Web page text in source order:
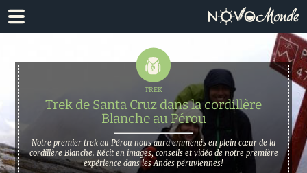
Passer
navigation
principale
Passer
au
principal
Trek de Santa Cruz dans la cordillère
Blanche au Pérou
Notre premier trek au Pérou nous aura emmenés en plein cœur de la
cordillère Blanche. Récit en images, conseils et vidéo de notre première
expérience dans les Andes péruviennes!